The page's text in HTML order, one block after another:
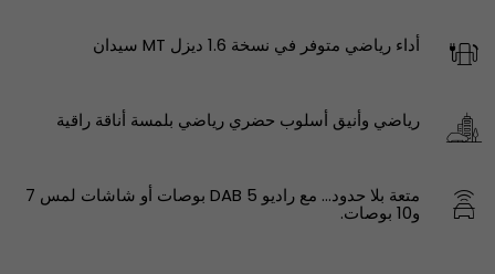
أداء رياضي متوفر في نسخة 1.6 ديزل MT سيدان
رياضي وأنيق أسلوب حضري رياضي بلمسة أناقة راقية
متعة بلا حدود… مع راديو DAB ‎5 بوصات أو شاشات لمس ‎7
و‎10 بوصات.